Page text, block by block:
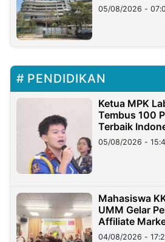
05/08/2026 -
PENDIDIKAN
Ketua MPK
Tembus 100
Terbaik
05/08/2026 -
Mahasiswa
UMM Gelar
Affiliate
Migran
04/08/2026 -